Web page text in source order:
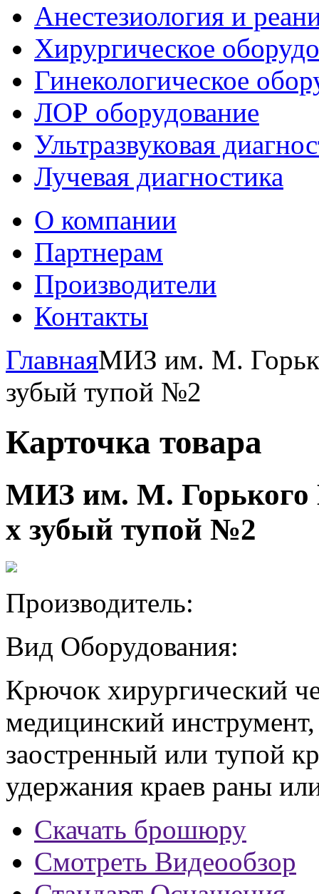
Анестезиология и
Хирургическое
Гинекологическое
ЛОР оборудование
Ультразвуковая
Лучевая диагностика
О компании
Партнерам
Производители
Контакты
ГлавнаяМИЗ им. М.
зубый тупой №2
Карточка товара
МИЗ им. М. Горького
х зубый тупой №2
Производитель:
Вид Оборудования:
Крючок хирургический
медицинский
заостренный или тупой
удержания краев раны
Скачать брошюру
Смотреть Видеообзор